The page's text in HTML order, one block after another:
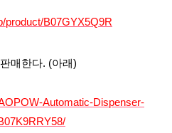
product/B07GYX5Q9R
매한다. (아래)
Automatic-Dispenser-